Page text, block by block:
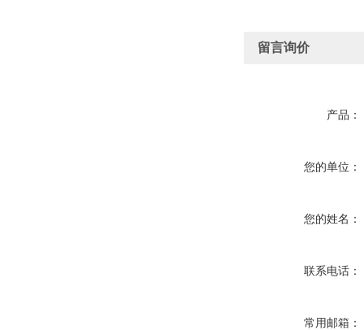
留言询价
产品：
您的单位：
您的姓名：
联系电话：
常用邮箱：